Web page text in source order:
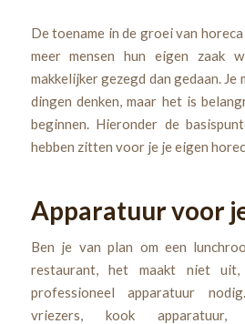
De toename in de groei van
meer mensen hun eigen zaak
makkelijker gezegd dan gedaan. Je
dingen denken, maar het is
beginnen. Hieronder de
hebben zitten voor je je eigen
Apparatuur voor
Ben je van plan om een
restaurant, het maakt niet
professioneel apparatuur
vriezers, kook apparatuur,